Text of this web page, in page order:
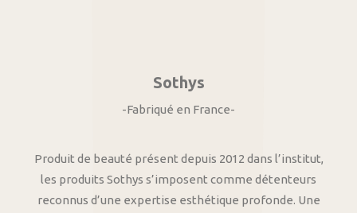
Sothys
-Fabriqué en France-
Produit de beauté présent depuis 2012 dans l’institut,
les produits Sothys s’imposent comme détenteurs
reconnus d’une expertise esthétique profonde. Une